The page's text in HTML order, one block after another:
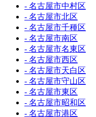
- 名古屋市中村区
- 名古屋市北区
- 名古屋市千種区
- 名古屋市南区
- 名古屋市名東区
- 名古屋市西区
- 名古屋市天白区
- 名古屋市守山区
- 名古屋市東区
- 名古屋市昭和区
- 名古屋市港区